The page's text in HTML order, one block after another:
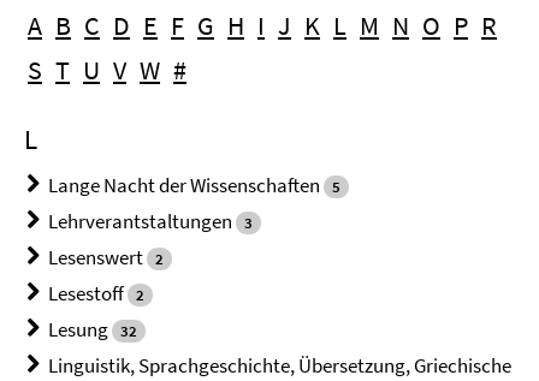
A B C D E F G H I J K L M N O P R
S T U V W #
L
Lange Nacht der Wissenschaften 5
Lehrverantstaltungen 3
Lesenswert 2
Lesestoff 2
Lesung 32
Linguistik, Sprachgeschichte, Übersetzung, Griechische